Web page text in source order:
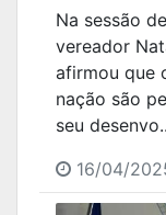
Na sessão
vereador
afirmou que
nação são
seu
16/04/